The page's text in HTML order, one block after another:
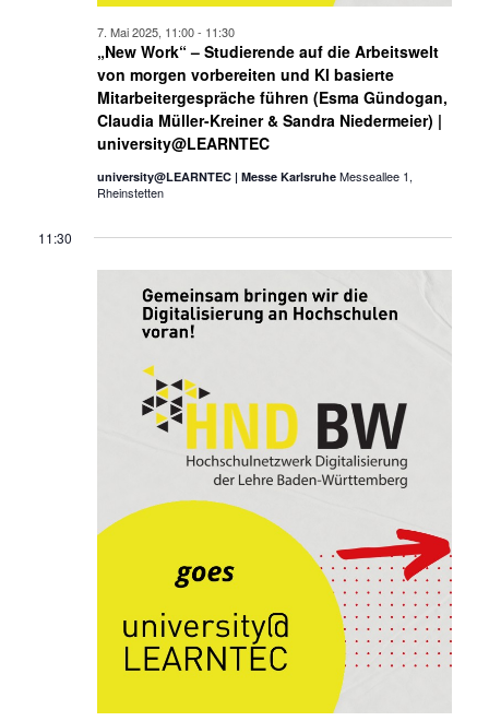
„New Work“ – Studierende auf die Arbeitswelt
von morgen vorbereiten und KI basierte
Mitarbeitergespräche führen (Esma Gündogan,
Claudia Müller-Kreiner & Sandra Niedermeier) |
university@LEARNTEC
7. Mai 2025, 11:00- 11:30
university@LEARNTEC | Messe Karlsruhe Messeallee 1,
Rheinstetten
11:30